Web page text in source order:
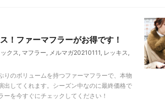
！ファーマフラーがお得です！
クス, マフラー, メルマガ20210111, レッキス,
のボリュームを持つファーマフラーで、本物
してくれます。シーズン中なのに最終価格で
を今すぐにチェックしてください！